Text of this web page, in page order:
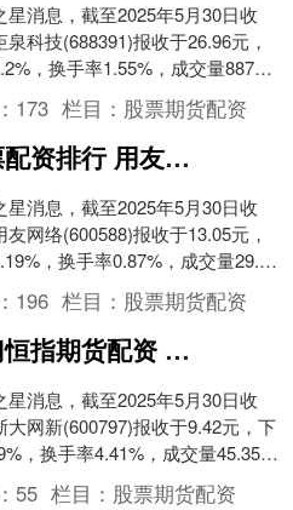
星消息，截至2025年5月30日收
泉科技(688391)报收于26.96元，
，换手率1.55%，成交量8871.0
交额2412.0....
173 栏目： 股票期货配资
股票配资排行 用友网络（600588）5月30日主力资金净卖出2446.35万元
星消息，截至2025年5月30日收
友网络(600588)报收于13.05元，
，换手率0.87%，成交量29.89
成交额3.92亿....
196 栏目： 股票期货配资
厦门恒指期货配资 浙大网新（600797）5月30日主力资金净卖出8419.30万元
星消息，截至2025年5月30日收
大网新(600797)报收于9.42元，下
，换手率4.41%，成交量45.35万
交额4.29亿元....
55 栏目： 股票期货配资